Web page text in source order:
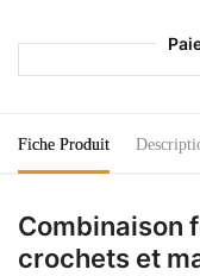
Fiche Produit
Combinaison
crochets et